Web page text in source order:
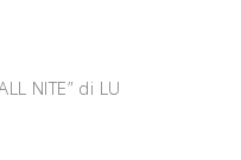
NITE” di LU